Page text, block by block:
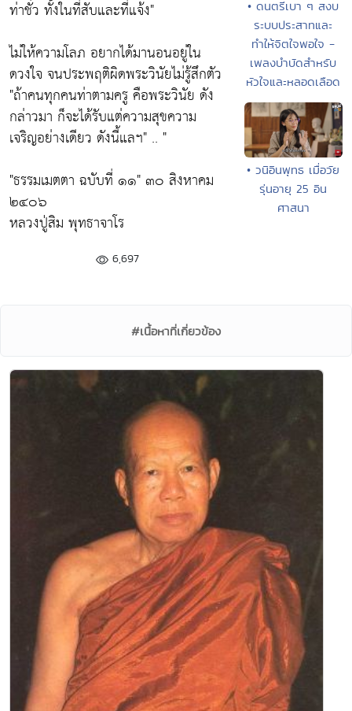
ท่าชั่ว ทั้งในที่สับและที่แจ้ง"
ไม่ให้ความโลภ อยากได้มานอนอยู่ใน
ดวงใจ จนประพฤติผิดพระวินัยไม่รู้สึกตัว
"ถ้าคนทุกคนท่าตามครู คือพระวินัย ดัง
กล่าวมา ก็จะได้รับแต่ความสุขความ
เจริญอย่างเดียว ดังนี้แลฯ" .. "
"ธรรมเมตตา ฉบับที่ ๑๑" ๓๐ สิงหาคม
๒๔๐๖
หลวงปู่สิม พุทธาจาโร
6,697
• ดนตรีเบา ๆ สงบ
ระบบประสาทและ
ทำให้จิตใจพอใจ -
เพลงบำบัดสำหรับ
หัวใจและหลอดเลือด
• วนิอินพุทธ เมื่อวัย
รุ่นอายุ 25 อิน
ศาสนา
#เนื้อหาที่เกี่ยวข้อง